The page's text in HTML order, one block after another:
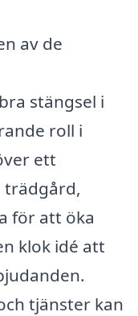
av de
stängsel i
roll i
ett
trädgård,
för att öka
klok idé att
tjänster kan